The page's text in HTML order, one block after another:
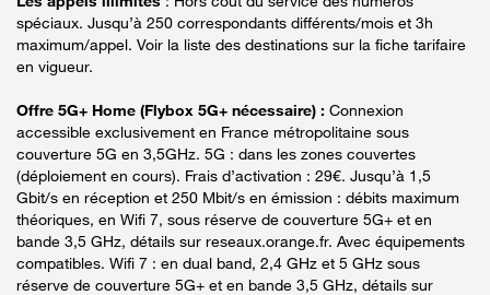
spéciaux. Jusqu’à 250 correspondants différents/mois et 3h
maximum/appel. Voir la liste des destinations sur la fiche tarifaire
en vigueur.
Offre 5G+ Home (Flybox 5G+ nécessaire) : Connexion
accessible exclusivement en France métropolitaine sous
couverture 5G en 3,5GHz. 5G : dans les zones couvertes
(déploiement en cours). Frais d’activation : 29€. Jusqu’à 1,5
Gbit/s en réception et 250 Mbit/s en émission : débits maximum
théoriques, en Wifi 7, sous réserve de couverture 5G+ et en
bande 3,5 GHz, détails sur reseaux.orange.fr. Avec équipements
compatibles. Wifi 7 : en dual band, 2,4 GHz et 5 GHz sous
réserve de couverture 5G+ et en bande 3,5 GHz, détails sur